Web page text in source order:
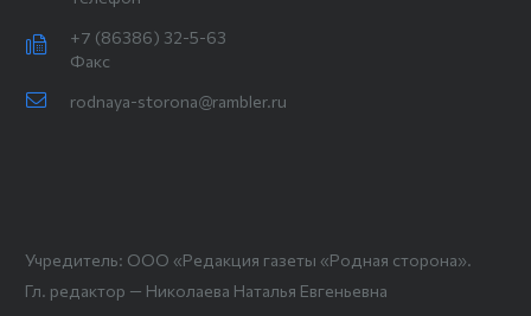
+7 (86386) 32-5-63
Факс
rodnaya-storona@rambler.ru
Учредитель: ООО «Редакция газеты «Родная сторона».
Гл. редактор — Николаева Наталья Евгеньевна